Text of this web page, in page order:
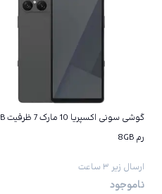
رم 8GB
ارسال زیر ۳ ساعت
ناموجود